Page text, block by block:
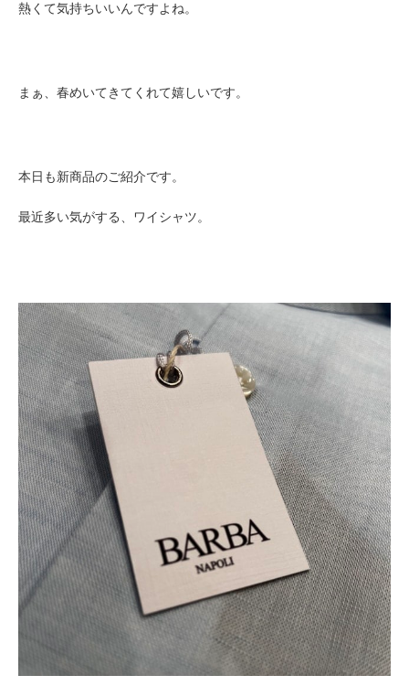
熱くて気持ちいいんですよね。
まぁ、春めいてきてくれて嬉しいです。
本日も新商品のご紹介です。
最近多い気がする、ワイシャツ。